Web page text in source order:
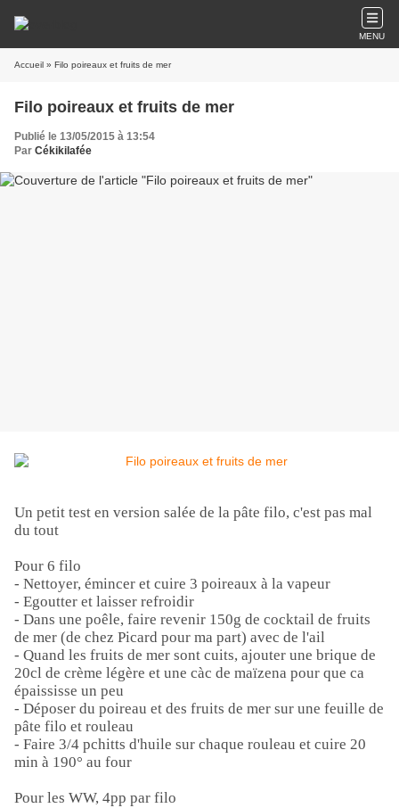
MENU
Accueil » Filo poireaux et fruits de mer
Filo poireaux et fruits de mer
Publié le 13/05/2015 à 13:54
Par Cékikilafée
Un petit test en version salée de la pâte filo, c'est pas mal
du tout
Pour 6 filo
- Nettoyer, émincer et cuire 3 poireaux à la vapeur
- Egoutter et laisser refroidir
- Dans une poêle, faire revenir 150g de cocktail de fruits
de mer (de chez Picard pour ma part) avec de l'ail
- Quand les fruits de mer sont cuits, ajouter une brique de
20cl de crème légère et une càc de maïzena pour que ca
épaississe un peu
- Déposer du poireau et des fruits de mer sur une feuille de
pâte filo et rouleau
- Faire 3/4 pchitts d'huile sur chaque rouleau et cuire 20
min à 190° au four
Pour les WW, 4pp par filo